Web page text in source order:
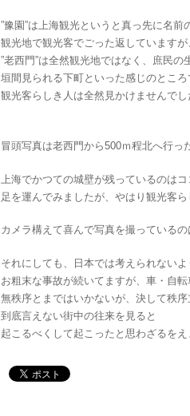
”豫園”は上海観光というと真っ先に名前
観光地で観光客でごった返していますが
”老西門”は全然観光地ではなく、庶民の
垣間見られる下町といった感じのところ
観光客らしき人は全然見かけませんでし
冒頭写真は老西門から500ｍ程北へ行っ
上海でかつての城壁が残っているのは
足を運んでみましたが、やはり観光客ら
カメラ構えて喜んで写真を撮っている
それにしても、日本では考えられないよ
お粗末な事故が続いてますが、車・自転
無秩序とまではいかないが、決して秩
到底言えない街中の往来を見ると
起こるべくして起こったと思わざるをえ